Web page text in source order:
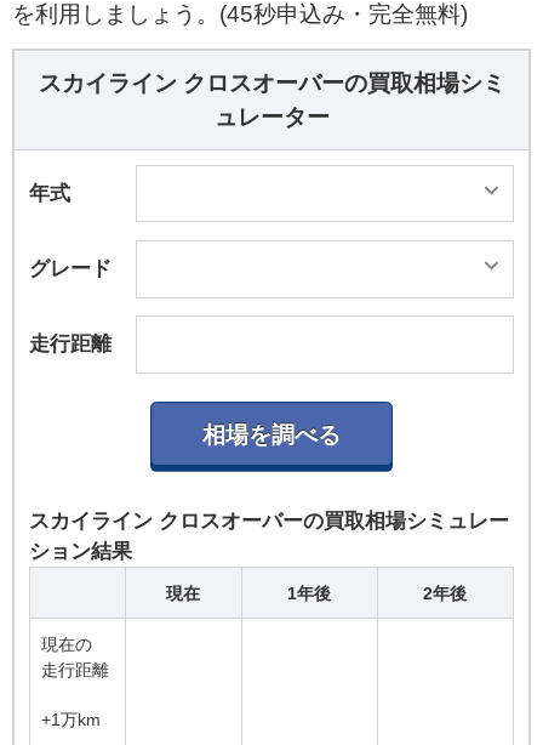
を利用しましょう。(45秒申込み・完全無料)
スカイライン クロスオーバーの買取相場シミ
ュレーター
年式
グレード
走行距離
スカイライン クロスオーバーの買取相場シミュレー
ション結果
現在 1年後 2年後
現在の
走行距離
+1万km